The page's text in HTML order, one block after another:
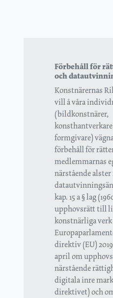
Förbehåll för
och
Konstnärernas
vill å våra
(bildkonstnärer,
formgivare)
förbehåll för
medlemmarnas
närstående
kap. 15 a § lag
upphovsrätt till
konstnärliga
direktiv (EU)
april om
närstående
digitala inre
direktivet) och